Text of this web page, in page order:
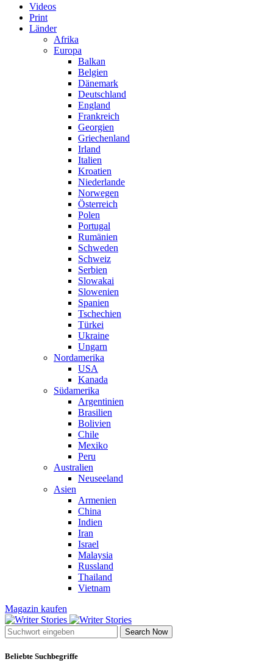
Videos
Print
Länder
Afrika
Europa
Balkan
Belgien
Dänemark
Deutschland
England
Frankreich
Georgien
Griechenland
Irland
Italien
Kroatien
Niederlande
Norwegen
Österreich
Polen
Portugal
Rumänien
Schweden
Schweiz
Serbien
Slowakai
Slowenien
Spanien
Tschechien
Türkei
Ukraine
Ungarn
Nordamerika
USA
Kanada
Südamerika
Argentinien
Brasilien
Bolivien
Chile
Mexiko
Peru
Australien
Neuseeland
Asien
Armenien
China
Indien
Iran
Israel
Malaysia
Russland
Thailand
Vietnam
Magazin kaufen
Search Now
Beliebte Suchbegriffe